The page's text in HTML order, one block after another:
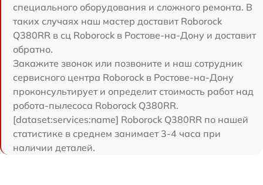
специального оборудования и сложного ремонта. В
таких случаях наш мастер доставит Roborock
Q380RR в сц Roborock в Ростове-на-Дону и доставит
обратно.
Закажите звонок или позвоните и наш сотрудник
сервисного центра Roborock в Ростове-на-Дону
проконсультирует и определит стоимость работ над
робота-пылесоса Roborock Q380RR.
[dataset:services:name] Roborock Q380RR по нашей
статистике в среднем занимает 3-4 часа при
наличии деталей.